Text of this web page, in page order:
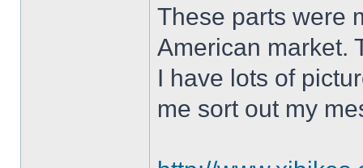
These parts were
American market.
I have lots of
me sort out my